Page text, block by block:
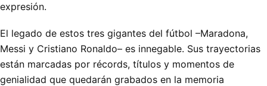
expresión.
El legado de estos tres gigantes del fútbol –Maradona,
Messi y Cristiano Ronaldo– es innegable. Sus trayectorias
están marcadas por récords, títulos y momentos de
genialidad que quedarán grabados en la memoria